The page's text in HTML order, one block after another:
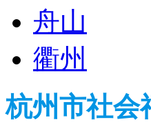
舟山
衢州
杭州市社会